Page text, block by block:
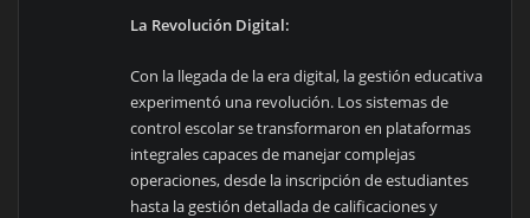
La Revolución Digital:
Con la llegada de la era digital, la gestión educativa
experimentó una revolución. Los sistemas de
control escolar se transformaron en plataformas
integrales capaces de manejar complejas
operaciones, desde la inscripción de estudiantes
hasta la gestión detallada de calificaciones y